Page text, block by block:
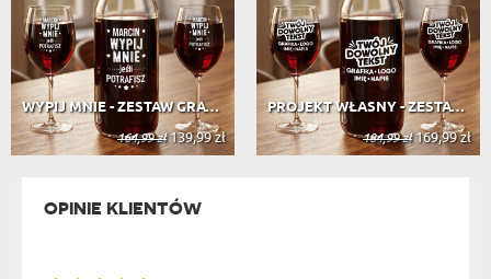
WYPIJ MNIE - ZESTAW GRAWEROWANA KAR...
164,99 zł139,99 zł
PROJEKT WŁASNY - ZESTAW GRAWEROWANA...
184,99 zł169,99 zł
OPINIE KLIENTÓW